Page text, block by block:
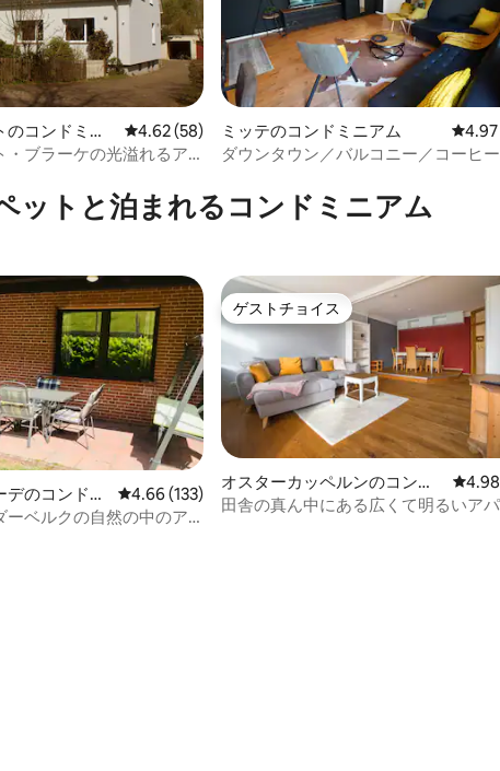
星の平均評価
のコンドミニ
レビュー58件、5つ星中4.62つ星の平均評価
4.62 (58)
・ブラーケの光溢れるア
ミッテのコンドミニアム レビ
ダウンタウン／バルコニー／コーヒ
ットと泊まれるコンドミニアム
星の平均評価
のコンドミ
レビュー133件、5つ星中4.66つ星の平均評価
4.66 (133)
ーベルクの自然の中のア
ゲストチョイス
ゲストチョイス
オスターカッペルンのコンド
ミニアム
レビ
田舎の真ん中にある広くて明るいア